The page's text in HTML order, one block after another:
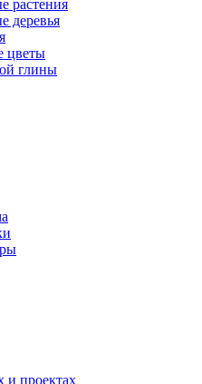
растения
деревья
цветы
глины
и проектах